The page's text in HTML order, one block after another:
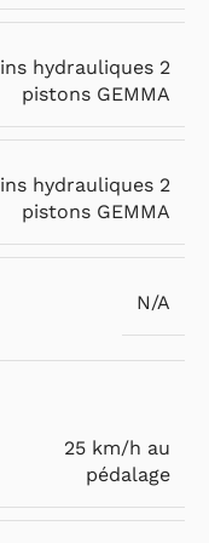
hydrauliques 2
pistons GEMMA
hydrauliques 2
pistons GEMMA
N/A
25 km/h au
pédalage